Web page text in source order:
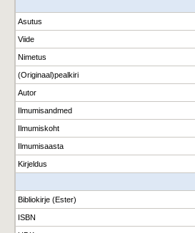
Asutus
Viide
Nimetus
(Originaal)pealkiri
Autor
Ilmumisandmed
Ilmumiskoht
Ilmumisaasta
Kirjeldus
Bibliokirje (Ester)
ISBN